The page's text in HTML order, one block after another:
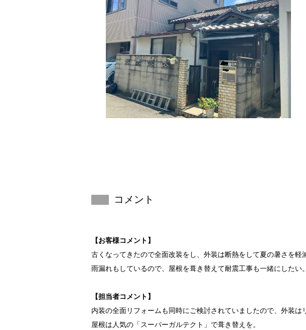
コメント
【お客様コメント】
古くなってきたので全面改装をし、外装は断熱をして夏の暑さを軽
雨漏れもしているので、屋根を葺き替えて耐震工事も一緒にしたい。
【担当者コメント】
内装の全面リフォームも同時にご検討されていましたので、外装
屋根は人気の「スーパーガルテクト」で葺き替えを。